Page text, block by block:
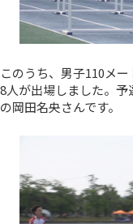
このうち、男子110メ
8人が出場しました。
の岡田名央さんです。